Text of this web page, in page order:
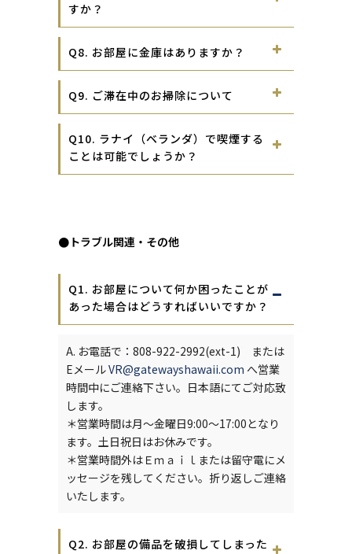
すか？
Q8. お部屋に金庫はありますか？
Q9. ご滞在中のお掃除について
Q10. ラナイ（ベランダ）で喫煙する
ことは可能でしょうか？
●トラブル関連・その他
Q1. お部屋について何か困ったことが
あった場合はどうすればいいですか？
A. お電話で：808-922-2992(ext-1) または
EメールVR@gatewayshawaii.com へ営業
時間中にご連絡下さい。日本語にてご対応致
します。
＊営業時間は月～金曜日9:00～17:00となり
ます。土日祝日はお休みです。
＊営業時間外はＥｍａｉｌまたは留守電にメ
ッセージを残してください。折り返しご連絡
いたします。
Q2. お部屋の備品を破損してしまった